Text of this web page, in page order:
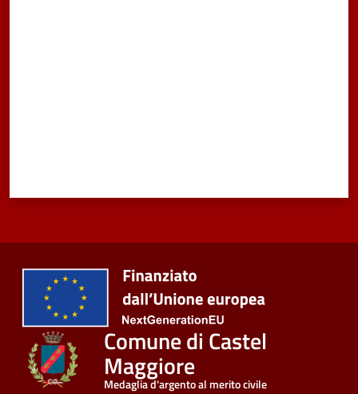
Comune di Castel
Maggiore
Medaglia d'argento al merito civile